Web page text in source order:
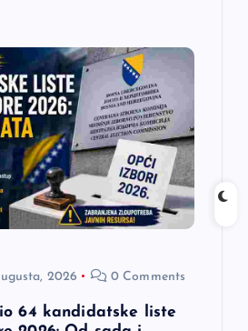
2026 0 Comments
64 kandidatske liste